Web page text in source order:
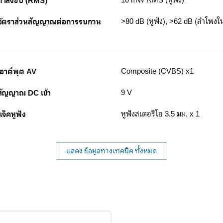
ราส่วนสัญญาณต่อการรบกวน >80 dB (หูฟัง), >62 dB (ลำโพง
อาต์พุต AV Composite (CVBS) x1
ญาณ DC เข้า 9 V
จ็คหูฟัง หูฟังสเตอริโอ 3.5 มม. x 1
แสดง ข้อมูลทางเทคนิค ทั้งหมด